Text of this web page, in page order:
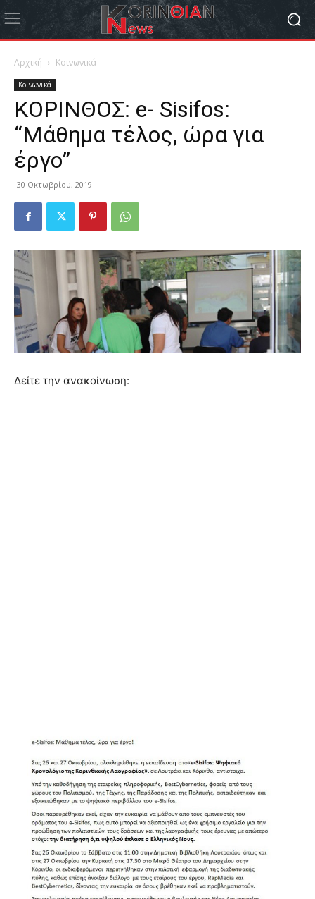
Αρχική Κοινωνικά
Κοινωνικά
ΚΟΡΙΝΘΟΣ: e- Sisifos:
“Μάθημα τέλος, ώρα για
έργο”
30 Οκτωβρίου, 2019
Δείτε την ανακοίνωση: